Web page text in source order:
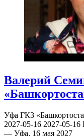
Валерий
Уфа ГКЗ
2027-05-16 2027-05-16
— Уфа, 16 мая 2027